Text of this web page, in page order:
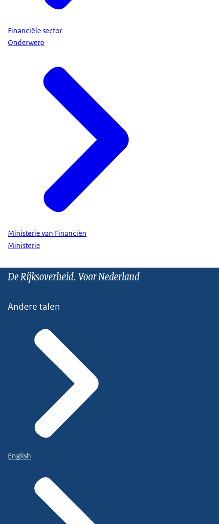
Financiële sector
Onderwerp
Ministerie van Financiën
Ministerie
De Rijksoverheid. Voor Nederland
Andere talen
English